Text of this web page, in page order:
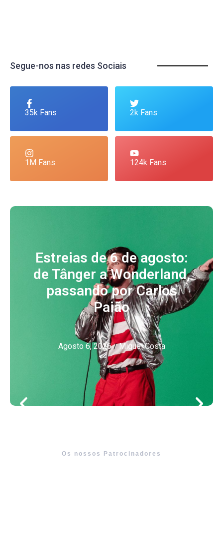
Segue-nos nas redes Sociais
35k Fans 2k Fans
1M Fans 124k Fans
Estreias de 6 de agosto:
de Tânger a Wonderland,
passando por Carlos
Paião
Agosto 6, 2026 / Miguel Costa
Os nossos Patrocinadores